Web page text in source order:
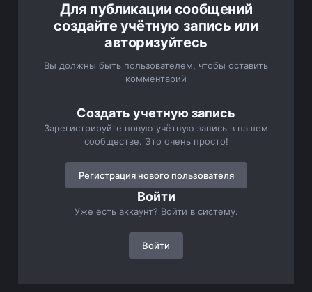
Для публикации сообщений
создайте учётную запись или
авторизуйтесь
Вы должны быть пользователем, чтобы оставить
комментарий
Создать учетную запись
Зарегистрируйте новую учётную запись в нашем
сообществе. Это очень просто!
Регистрация нового пользователя
Войти
Уже есть аккаунт? Войти в систему.
Войти